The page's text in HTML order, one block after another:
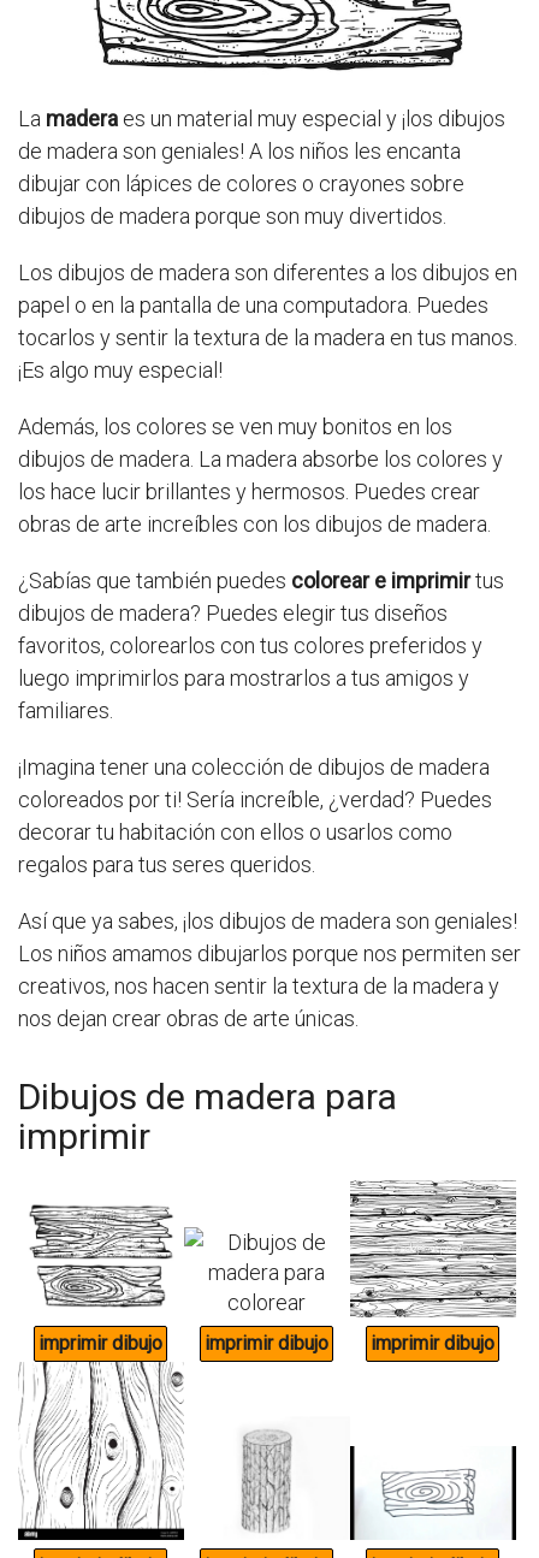
La madera es un material muy especial y ¡los dibujos
de madera son geniales! A los niños les encanta
dibujar con lápices de colores o crayones sobre
dibujos de madera porque son muy divertidos.
Los dibujos de madera son diferentes a los dibujos en
papel o en la pantalla de una computadora. Puedes
tocarlos y sentir la textura de la madera en tus manos.
¡Es algo muy especial!
Además, los colores se ven muy bonitos en los
dibujos de madera. La madera absorbe los colores y
los hace lucir brillantes y hermosos. Puedes crear
obras de arte increíbles con los dibujos de madera.
¿Sabías que también puedes colorear e imprimirtus
dibujos de madera? Puedes elegir tus diseños
favoritos, colorearlos con tus colores preferidos y
luego imprimirlos para mostrarlos a tus amigos y
familiares.
¡Imagina tener una colección de dibujos de madera
coloreados por ti! Sería increíble, ¿verdad? Puedes
decorar tu habitación con ellos o usarlos como
regalos para tus seres queridos.
Así que ya sabes, ¡los dibujos de madera son geniales!
Los niños amamos dibujarlos porque nos permiten ser
creativos, nos hacen sentir la textura de la madera y
nos dejan crear obras de arte únicas.
Dibujos de madera para
imprimir